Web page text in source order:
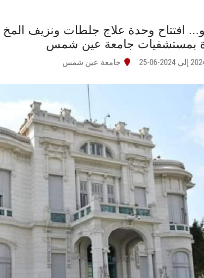
افتتاح وحدة علاج جلطات ونزيف
بمستشفيات جامعة عين شمس
06-25 جامعة عين شمس